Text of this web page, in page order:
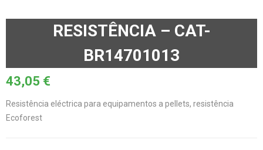
RESISTÊNCIA – CAT-
BR14701013
43,05 €
Resistência eléctrica para equipamentos a pellets, resistência
Ecoforest